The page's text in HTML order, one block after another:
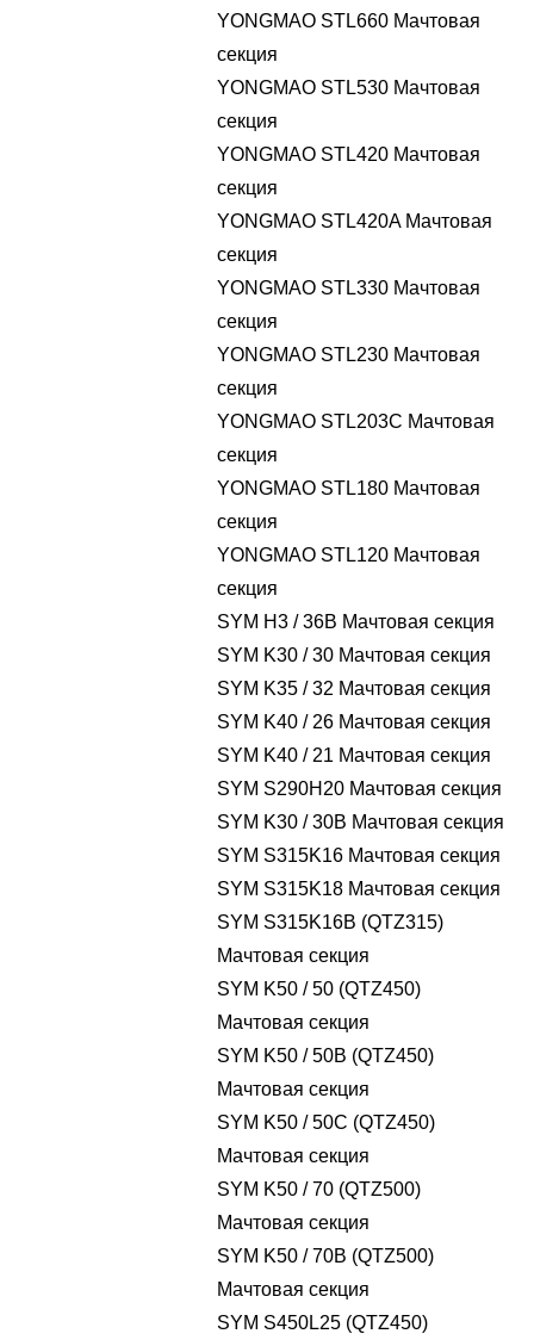
YONGMAO STL660 Мачтовая
секция
YONGMAO STL530 Мачтовая
секция
YONGMAO STL420 Мачтовая
секция
YONGMAO STL420A Мачтовая
секция
YONGMAO STL330 Мачтовая
секция
YONGMAO STL230 Мачтовая
секция
YONGMAO STL203C Мачтовая
секция
YONGMAO STL180 Мачтовая
секция
YONGMAO STL120 Мачтовая
секция
SYM H3 / 36B Мачтовая секция
SYM K30 / 30 Мачтовая секция
SYM K35 / 32 Мачтовая секция
SYM K40 / 26 Мачтовая секция
SYM K40 / 21 Мачтовая секция
SYM S290H20 Мачтовая секция
SYM K30 / 30B Мачтовая секция
SYM S315K16 Мачтовая секция
SYM S315K18 Мачтовая секция
SYM S315K16B (QTZ315)
Мачтовая секция
SYM K50 / 50 (QTZ450)
Мачтовая секция
SYM K50 / 50B (QTZ450)
Мачтовая секция
SYM K50 / 50C (QTZ450)
Мачтовая секция
SYM K50 / 70 (QTZ500)
Мачтовая секция
SYM K50 / 70B (QTZ500)
Мачтовая секция
SYM S450L25 (QTZ450)